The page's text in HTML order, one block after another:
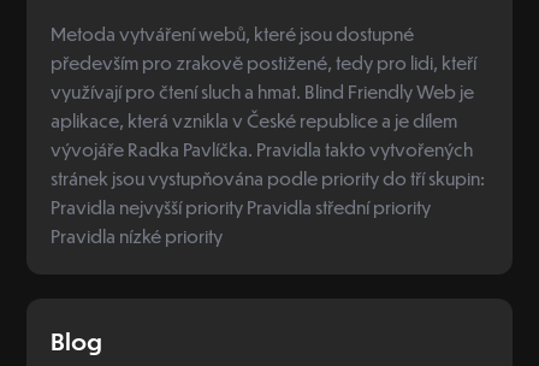
Metoda vytváření webů, které jsou dostupné
především pro zrakově postižené, tedy pro lidi, kteří
využívají pro čtení sluch a hmat. Blind Friendly Web je
aplikace, která vznikla v České republice a je dílem
vývojáře Radka Pavlíčka. Pravidla takto vytvořených
stránek jsou vystupňována podle priority do tří skupin:
Pravidla nejvyšší priority Pravidla střední priority
Pravidla nízké priority
Blog